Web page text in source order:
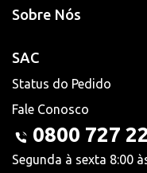
Sobre Nós
SAC
Status do Pedido
Fale Conosco
0800 727
Segunda à sexta 8:00